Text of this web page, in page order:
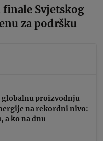
Svjetskog
za podršku
globalnu proizvodnju
na rekordni nivo:
a ko na dnu